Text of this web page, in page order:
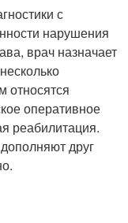
с
нарушения
врач назначает
относятся
оперативное
реабилитация.
друг